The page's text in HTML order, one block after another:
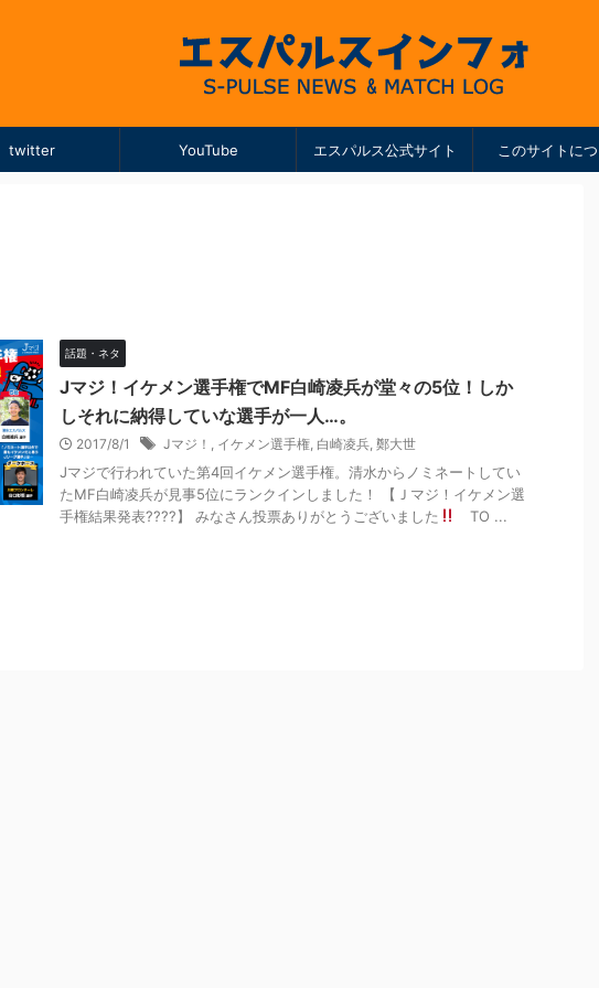
twitter YouTube エスパルス公式サイト このサイトに
話題・ネタ
Jマジ！イケメン選手権でMF白崎凌兵が堂々の5位！しか
しそれに納得していな選手が一人…。
2017/8/1 Jマジ！ , イケメン選手権, 白崎凌兵, 鄭大世
Jマジで行われていた第4回イケメン選手権。清水からノミネートしてい
たMF白崎凌兵が見事5位にランクインしました！ 【Ｊマジ！イケメン選
手権結果発表????】 みなさん投票ありがとうございました
TO ...